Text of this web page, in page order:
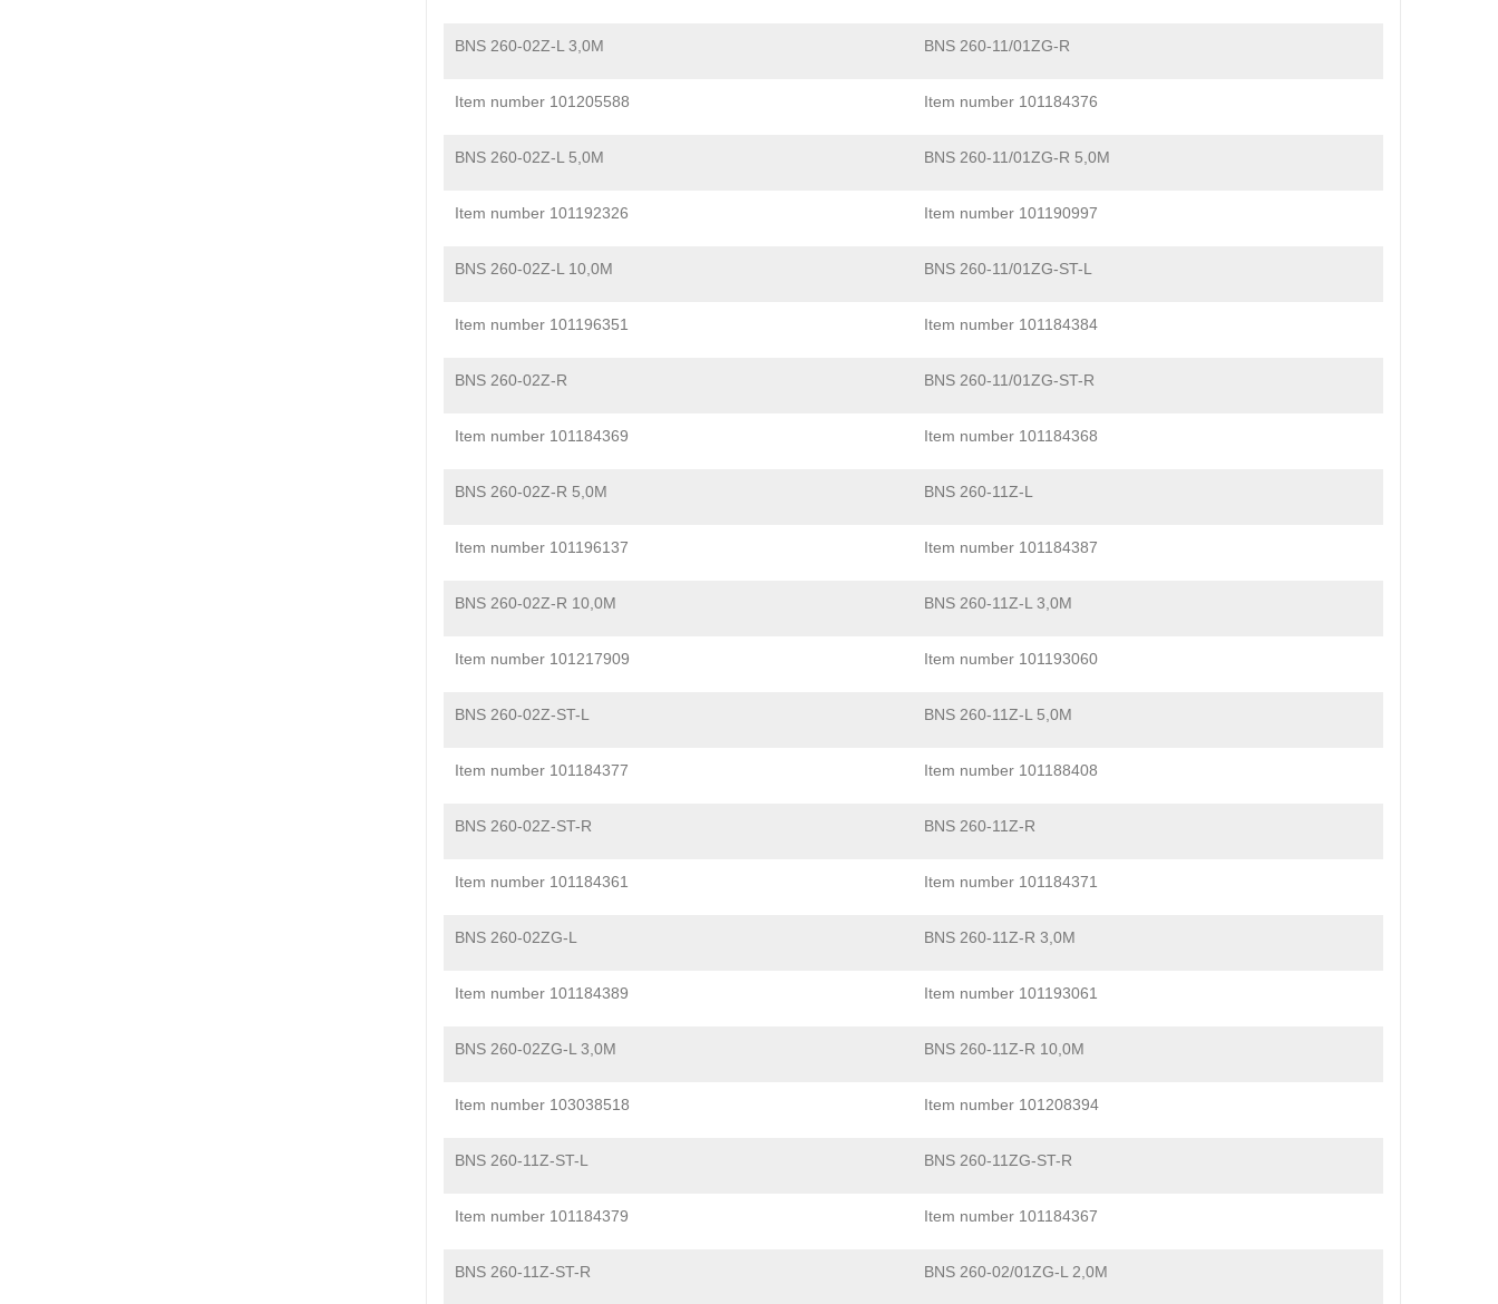
BNS 260-02Z-L 3,0M BNS 260-11/01ZG-R
Item number 101205588 Item number 101184376
BNS 260-02Z-L 5,0M BNS 260-11/01ZG-R 5,0M
Item number 101192326 Item number 101190997
BNS 260-02Z-L 10,0M BNS 260-11/01ZG-ST-L
Item number 101196351 Item number 101184384
BNS 260-02Z-R BNS 260-11/01ZG-ST-R
Item number 101184369 Item number 101184368
BNS 260-02Z-R 5,0M BNS 260-11Z-L
Item number 101196137 Item number 101184387
BNS 260-02Z-R 10,0M BNS 260-11Z-L 3,0M
Item number 101217909 Item number 101193060
BNS 260-02Z-ST-L BNS 260-11Z-L 5,0M
Item number 101184377 Item number 101188408
BNS 260-02Z-ST-R BNS 260-11Z-R
Item number 101184361 Item number 101184371
BNS 260-02ZG-L BNS 260-11Z-R 3,0M
Item number 101184389 Item number 101193061
BNS 260-02ZG-L 3,0M BNS 260-11Z-R 10,0M
Item number 103038518 Item number 101208394
BNS 260-11Z-ST-L BNS 260-11ZG-ST-R
Item number 101184379 Item number 101184367
BNS 260-11Z-ST-R BNS 260-02/01ZG-L 2,0M